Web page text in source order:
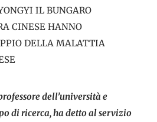
IL BUNGARO
CINESE HANNO
DELLA MALATTIA
dell’università e
di ricerca, ha detto al servizio